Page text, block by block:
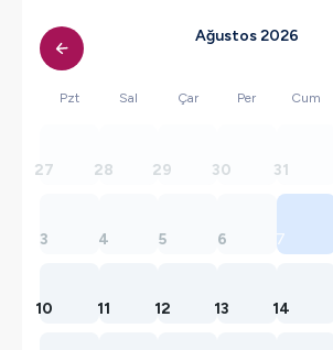
Ağustos 2026
Pzt Sal Çar Per Cum
27 28 29 30 31
3 4 5 6 7
10 11 12 13 14